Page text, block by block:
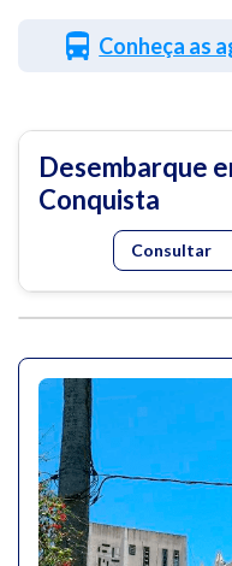
Conheça as
Desembarque
Conquista
Consultar